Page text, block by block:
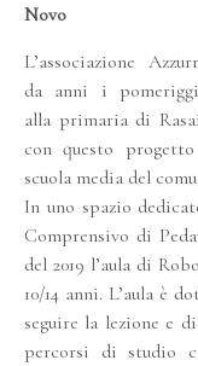
Novo
L’associazione
da anni i
alla primaria di
con questo
scuola media del
In uno spazio
Comprensivo di
del 2019 l’aula di
10/14 anni. L’aula è
seguire la lezione e
percorsi di studio